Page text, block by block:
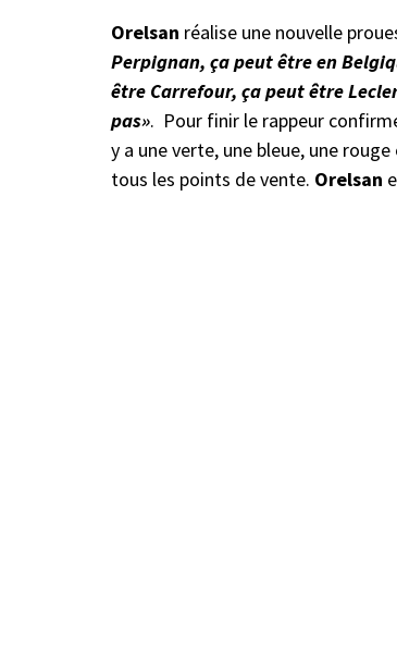
Orelsan réalise une nouvelle
Perpignan, ça peut être en
être Carrefour, ça peut être
pas». Pour finir le rappeur
y a une verte, une bleue, une
tous les points de vente. Orelsan